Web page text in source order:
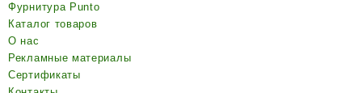
Фурнитура Punto
Каталог товаров
О нас
Рекламные материалы
Сертификаты